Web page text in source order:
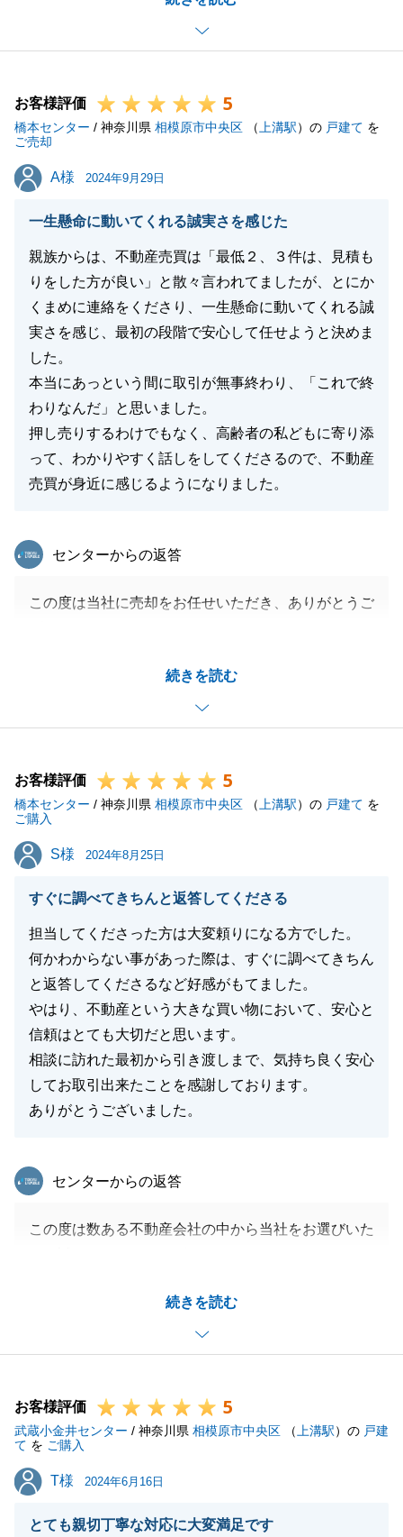
I様のお力添えいただいたおかげで、お引渡しまでト
また何かあればお気軽にご相談ください。宜しくお願
いいたします。
お客様評価 5
橋本センター / 神奈川県 相模原市中央区 （ 上溝駅）の 戸建て を
ご売却
A様
A様 2024年9月29日
一生懸命に動いてくれる誠実さを感じた
親族からは、不動産売買は「最低２、３件は、見積も
りをした方が良い」と散々言われてましたが、とにか
くまめに連絡をくださり、一生懸命に動いてくれる誠
実さを感じ、最初の段階で安心して任せようと決めま
した。
本当にあっという間に取引が無事終わり、「これで終
わりなんだ」と思いました。
押し売りするわけでもなく、高齢者の私どもに寄り添
って、わかりやすく話しをしてくださるので、不動産
売買が身近に感じるようになりました。
続きを読む
東急リバブル
センターからの返答
この度は当社に売却をお任せいただき、ありがとうご
取引を遂行することができました。
また、どこかでお会いできることを楽しみにしており
ます。
す。
お客様評価 5
橋本センター / 神奈川県 相模原市中央区 （ 上溝駅）の 戸建て を
ご購入
S様
S様 2024年8月25日
すぐに調べてきちんと返答してくださる
担当してくださった方は大変頼りになる方でした。
何かわからない事があった際は、すぐに調べてきちん
と返答してくださるなど好感がもてました。
やはり、不動産という大きな買い物において、安心と
信頼はとても大切だと思います。
相談に訪れた最初から引き渡しまで、気持ち良く安心
してお取引出来たことを感謝しております。
ありがとうございました。
続きを読む
東急リバブル
センターからの返答
この度は数ある不動産会社の中から当社をお選びいた
らせていただき大変感謝しております。
ご興味ある物件が先にお申込みが入ってしまったり、
良いと思った物件が予期せぬ懸念点が見つかったり等
えて良かったと思います。
まだご売却の方もございますので引き続き精一杯ご協
力させていただければと思っております。
この度は誠にありがとうございました。
お客様評価 5
武蔵小金井センター / 神奈川県 相模原市中央区 （ 上溝駅）の 戸建
て を ご購入
T様
T様 2024年6月16日
とても親切丁寧な対応に大変満足です